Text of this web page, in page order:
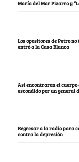
María del Mar Pizarro y
Los opositores de Petro
entró a la Casa Blanca
Así encontraron el cuerpo
escondido por un general
Regresar a la radio para
contra la depresión